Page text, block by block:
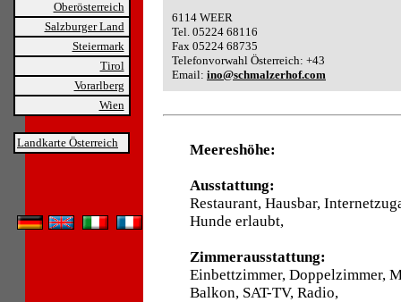
Oberösterreich
Salzburger Land
Steiermark
Tirol
Vorarlberg
Wien
Landkarte Österreich
6114 WEER
Tel. 05224 68116
Fax 05224 68735
Telefonvorwahl Österreich: +43
Email: ino@schmalzerhof.com
Meereshöhe:
Ausstattung:
Restaurant, Hausbar,
Hunde erlaubt,
Zimmerausstattung:
Einbettzimmer, Doppelzimmer,
Balkon, SAT-TV, Radio,